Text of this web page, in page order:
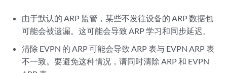
由于默认的 ARP 监管，某些不发往设备的 ARP 数据包
可能会被遗漏。这可能会导致 ARP 学习和同步延迟。
清除 EVPN 的 ARP 可能会导致 ARP 表与 EVPN ARP 表
不一致。要避免这种情况，请同时清除 ARP 和 EVPN